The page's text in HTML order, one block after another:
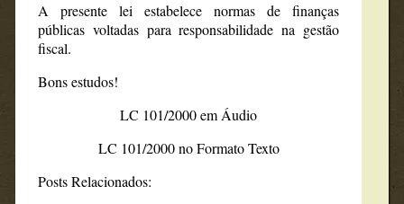
A presente lei estabelece normas de finanças
públicas voltadas para responsabilidade na gestão
fiscal.
Bons estudos!
LC 101/2000 em Áudio
LC 101/2000 no Formato Texto
Posts Relacionados: